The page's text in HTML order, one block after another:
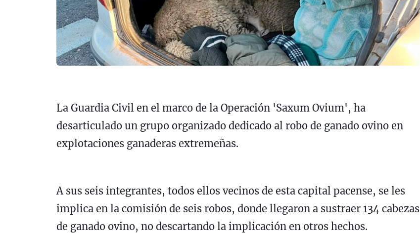
La Guardia Civil en el marco de la Operación 'Saxum Ovium', ha
desarticulado un grupo organizado dedicado al robo de ganado ovino en
explotaciones ganaderas extremeñas.
A sus seis integrantes, todos ellos vecinos de esta capital pacense, se les
implica en la comisión de seis robos, donde llegaron a sustraer 134 cabezas
de ganado ovino, no descartando la implicación en otros hechos.